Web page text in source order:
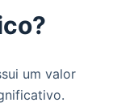
um valor